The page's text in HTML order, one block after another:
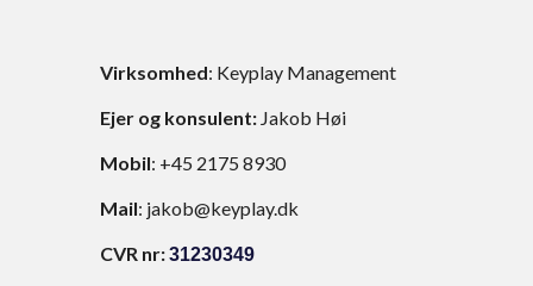
Virksomhed: Keyplay Management
Ejer og konsulent: Jakob Høi
Mobil: +45 2175 8930
Mail: jakob@keyplay.dk
CVR nr:31230349